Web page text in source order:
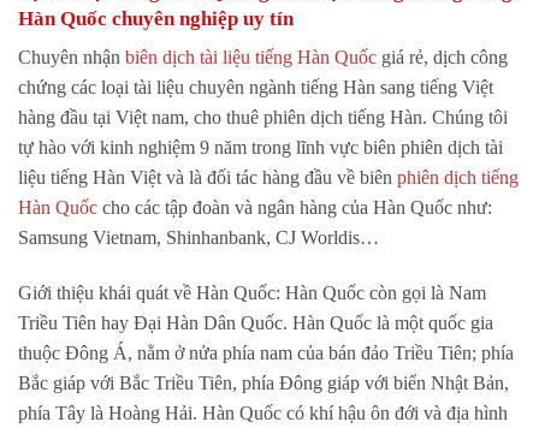
Hàn Quốc chuyên nghiệp uy tín
Chuyên nhận biên dịch tài liệu tiếng Hàn Quốc giá rẻ, dịch công
chứng các loại tài liệu chuyên ngành tiếng Hàn sang tiếng Việt
hàng đầu tại Việt nam, cho thuê phiên dịch tiếng Hàn. Chúng tôi
tự hào với kinh nghiệm 9 năm trong lĩnh vực biên phiên dịch tài
liệu tiếng Hàn Việt và là đối tác hàng đầu về biên phiên dịch tiếng
Hàn Quốc cho các tập đoàn và ngân hàng của Hàn Quốc như:
Samsung Vietnam, Shinhanbank, CJ Worldis…
Giới thiệu khái quát về Hàn Quốc: Hàn Quốc còn gọi là Nam
Triều Tiên hay Đại Hàn Dân Quốc. Hàn Quốc là một quốc gia
thuộc Đông Á, nằm ở nửa phía nam của bán đảo Triều Tiên; phía
Bắc giáp với Bắc Triều Tiên, phía Đông giáp với biển Nhật Bản,
phía Tây là Hoàng Hải. Hàn Quốc có khí hậu ôn đới và địa hình